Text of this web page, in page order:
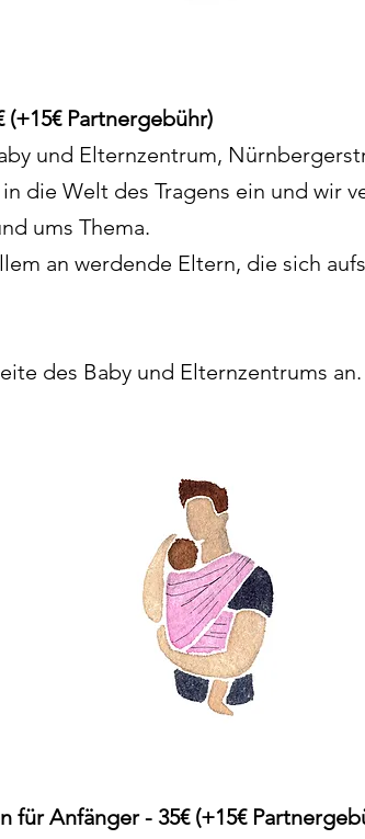
(+15€ Partnergebühr)
und Elternzentrum,
die Welt des Tragens ein und wir
ums Thema.
an werdende Eltern, die sich
des Baby und Elternzentrums an.
für Anfänger - 35€ (+15€